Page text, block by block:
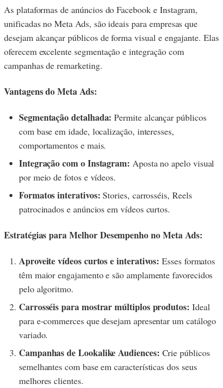
As plataformas de anúncios do Facebook e Instagram,
unificadas no Meta Ads, são ideais para empresas que
desejam alcançar públicos de forma visual e engajante. Elas
oferecem excelente segmentação e integração com
campanhas de remarketing.
Vantagens do Meta Ads:
Segmentação detalhada: Permite alcançar públicos
com base em idade, localização, interesses,
comportamentos e mais.
Integração com o Instagram: Aposta no apelo visual
por meio de fotos e vídeos.
Formatos interativos: Stories, carrosséis, Reels
patrocinados e anúncios em vídeos curtos.
Estratégias para Melhor Desempenho no Meta Ads:
Aproveite vídeos curtos e interativos: Esses formatos
têm maior engajamento e são amplamente favorecidos
pelo algoritmo.
Carrosséis para mostrar múltiplos produtos: Ideal
para e-commerces que desejam apresentar um catálogo
variado.
Campanhas de Lookalike Audiences: Crie públicos
semelhantes com base em características dos seus
melhores clientes.